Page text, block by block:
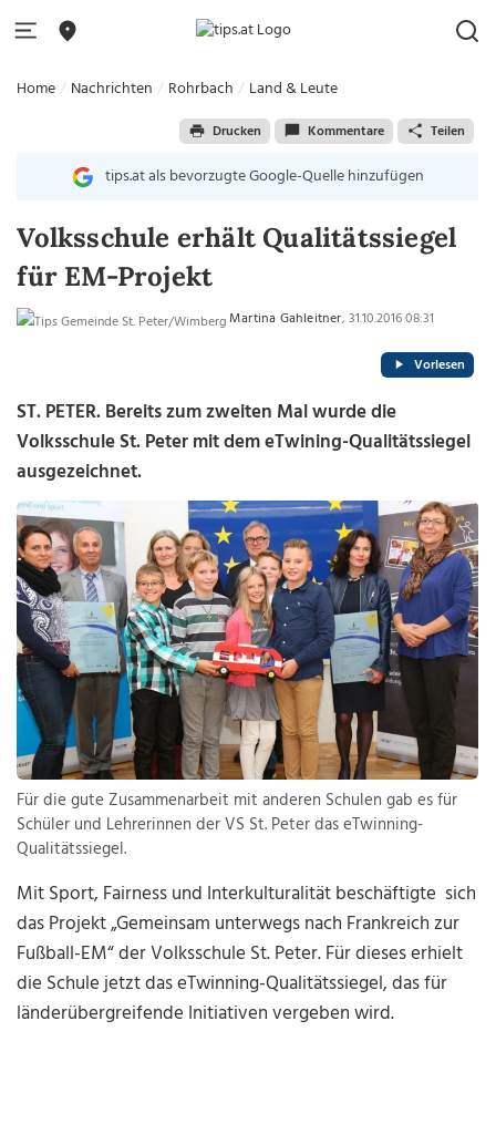
Home Nachrichten Rohrbach Land & Leute
Drucken Kommentare Teilen
tips.at als bevorzugte Google-Quelle hinzufügen
Volksschule erhält Qualitätssiegel
für EM-Projekt
Martina Gahleitner, 31.10.2016 08:31
Vorlesen
ST. PETER. Bereits zum zweiten Mal wurde die
Volksschule St. Peter mit dem eTwining-Qualitätssiegel
ausgezeichnet.
Für die gute Zusammenarbeit mit anderen Schulen gab es für
Schüler und Lehrerinnen der VS St. Peter das eTwinning-
Qualitätssiegel.
Mit Sport, Fairness und Interkulturalität beschäftigte sich
das Projekt „Gemeinsam unterwegs nach Frankreich zur
Fußball-EM“ der Volksschule St. Peter. Für dieses erhielt
die Schule jetzt das eTwinning-Qualitätssiegel, das für
länderübergreifende Initiativen vergeben wird.